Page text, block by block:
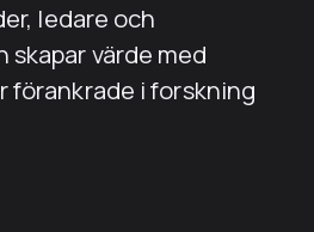
ledare och
värde med
i forskning